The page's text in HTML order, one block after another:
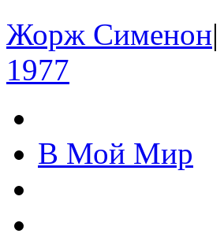
Жорж Сименон|
1977
В Мой Мир